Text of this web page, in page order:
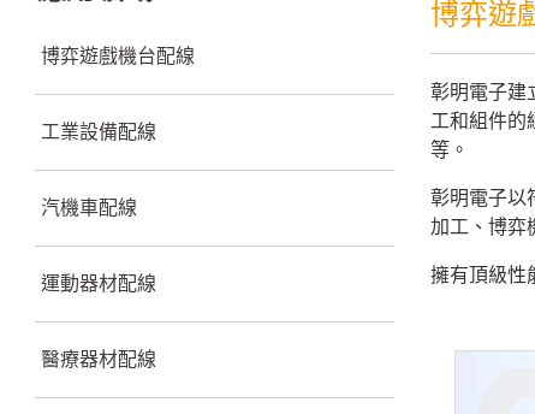
博弈遊戲機台配線
工業設備配線
汽機車配線
運動器材配線
醫療器材配線
博弈遊
彰明電子建
工和組件的
等。
彰明電子以
加工、博弈
擁有頂級性